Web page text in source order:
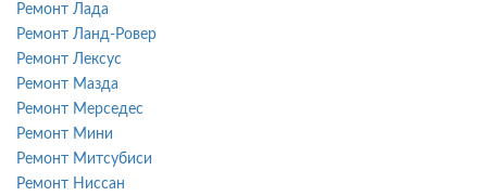
Ремонт Лада
Ремонт Ланд-Ровер
Ремонт Лексус
Ремонт Мазда
Ремонт Мерседес
Ремонт Мини
Ремонт Митсубиси
Ремонт Ниссан